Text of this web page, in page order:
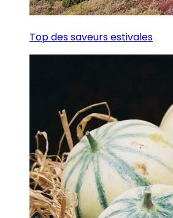
Top des saveurs estivales